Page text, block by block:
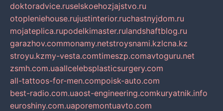
doktoradvice.ruselskoehozjajstvo.ru
otopleniehouse.rujustinterior.ruchastnyjdom.ru
mojateplica.rupodelkimaster.rulandshaftblog.ru
garazhov.commonamy.netstroysnami.kzlcna.kz
stroyu.kzmy-vesta.comtimeszp.comavtoguru.net
zsmh.com.uaallcelebsplasticsurgery.com
all-tattoos-for-men.compoisk-auto.com
best-radio.com.uaost-engineering.comkuryatnik.info
euroshiny.com.uaporemontuavto.com